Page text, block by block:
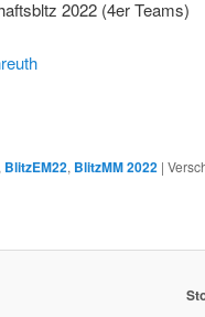
2022 (4er Teams)
BlitzEM22, BlitzMM 2022 |